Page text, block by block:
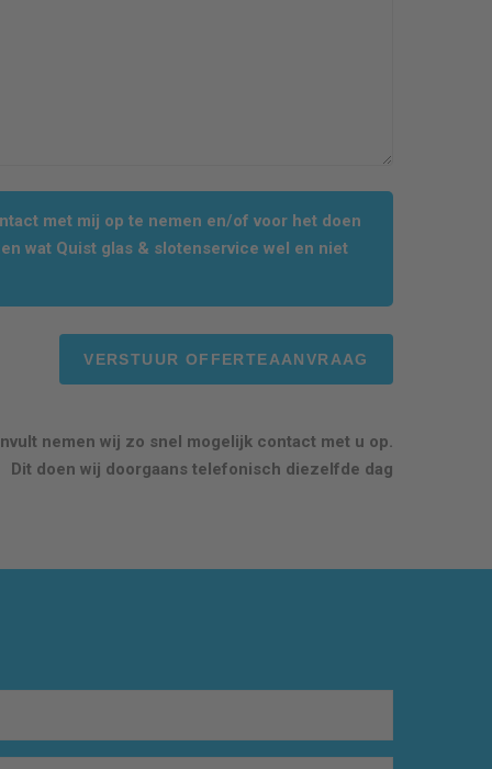
met mij op te nemen en/of voor het doen
wat Quist glas & slotenservice wel en niet
nemen wij zo snel mogelijk contact met u op.
Dit doen wij doorgaans telefonisch diezelfde dag